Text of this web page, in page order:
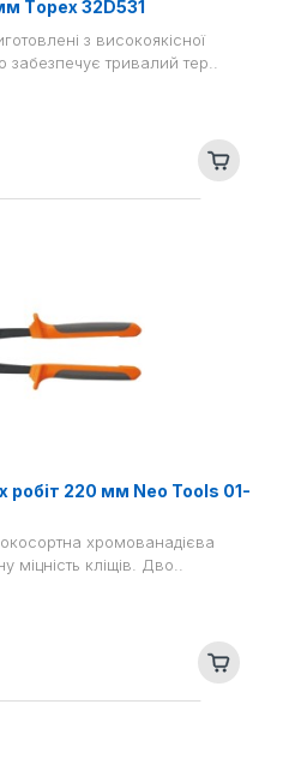
Тopex 32D531
з високоякісної
забезпечує тривалий тер..
робіт 220 мм Neo Tools 01-
хромованадієва
міцність кліщів. Дво..